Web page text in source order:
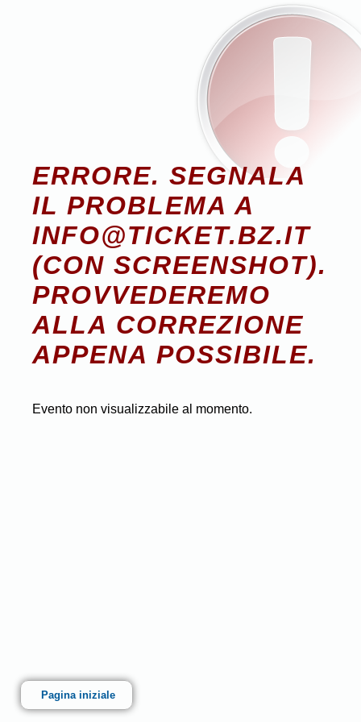
ERRORE. SEGNALA
IL PROBLEMA A
INFO@TICKET.BZ.IT
(CON SCREENSHOT).
PROVVEDEREMO
ALLA CORREZIONE
APPENA POSSIBILE.
Evento non visualizzabile al momento.